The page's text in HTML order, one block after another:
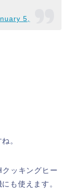
5,
。
ッキングヒー
も使えます。